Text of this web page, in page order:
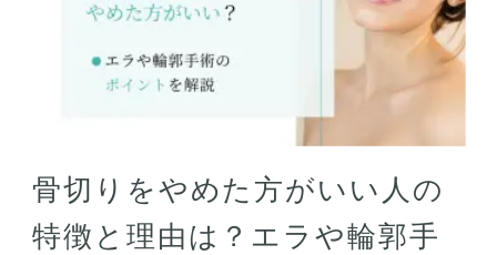
骨切りをやめた方がいい人の
特徴と理由は？エラや輪郭手